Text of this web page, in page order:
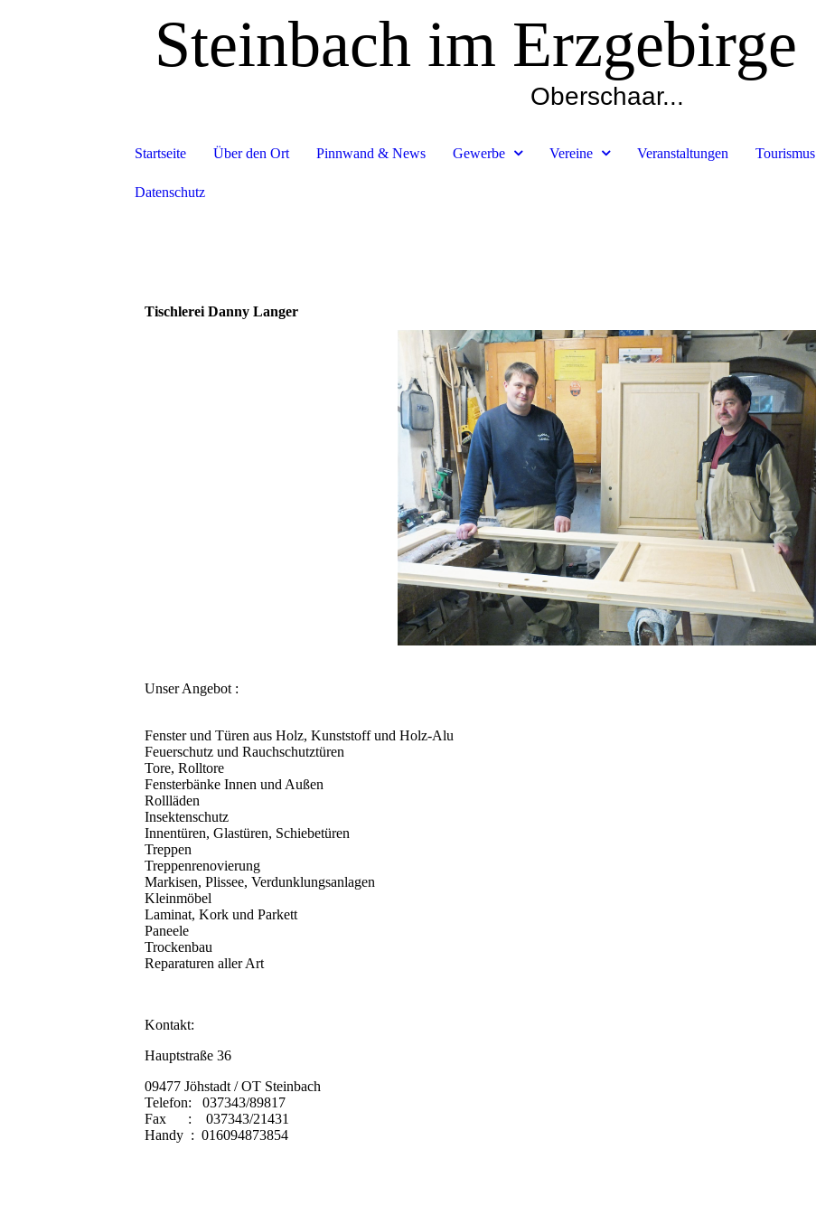
Steinbach im Erzgebirge
Oberschaar...
Startseite Über den Ort Pinnwand & News Gewerbe Vereine Veranstaltungen Tourismus
Datenschutz
Tischlerei Danny Langer
Unser Angebot :
Fenster und Türen aus Holz, Kunststoff und Holz-Alu
Feuerschutz und Rauchschutztüren
Tore, Rolltore
Fensterbänke Innen und Außen
Rollläden
Insektenschutz
Innentüren, Glastüren, Schiebetüren
Treppen
Treppenrenovierung
Markisen, Plissee, Verdunklungsanlagen
Kleinmöbel
Laminat, Kork und Parkett
Paneele
Trockenbau
Reparaturen aller Art
Kontakt:
Hauptstraße 36
09477 Jöhstadt / OT Steinbach
Telefon: 037343/89817
Fax : 037343/21431
Handy : 016094873854